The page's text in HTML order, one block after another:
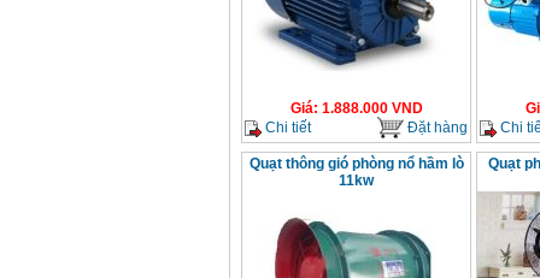
Giá: 1.888.000VND
Chi tiết
Đặt hàng
Chi
Quạt thông gió phòng nổ hầm lò
11kw
Quạt